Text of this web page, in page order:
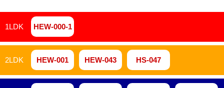
1LDK HEW-000-1
2LDK HEW-001 HEW-043 HS-047